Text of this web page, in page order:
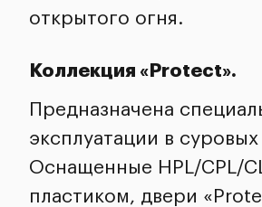
открытого огня.
Коллекция «Protect».
Предназначена
эксплуатации в суровых
Оснащенные HPL/CPL/
пластиком, двери